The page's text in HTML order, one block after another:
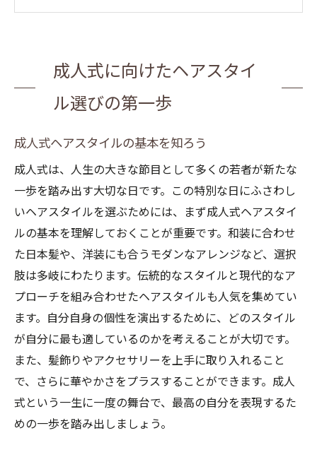
理解
プロに相談する成人式ヘアスタイル選びの
トレンドを押さえた成人式ヘアスタイルの開発
最新の成人式ヘアスタイルトレンド紹介
トレンドを取り入れた成人式ヘアスタイル
の実例
成人式で人気の髪飾りとその使い方
ヘアカラーで差をつける成人式スタイル
アクセサリーで引き立つ成人式トレンドヘ
ア
成人式のための美容室選びと予約のコツ
理想の成人式ヘアスタイルを実現する美容
室選び
成人式に向けたヘアスタイ
ル選びの第一歩
成人式ヘアスタイルの基本を知ろう
成人式は、人生の大きな節目として多くの若者が新たな
一歩を踏み出す大切な日です。この特別な日にふさわし
いヘアスタイルを選ぶためには、まず成人式ヘアスタイ
ルの基本を理解しておくことが重要です。和装に合わせ
た日本髪や、洋装にも合うモダンなアレンジなど、選択
肢は多岐にわたります。伝統的なスタイルと現代的なア
プローチを組み合わせたヘアスタイルも人気を集めてい
ます。自分自身の個性を演出するために、どのスタイル
が自分に最も適しているのかを考えることが大切です。
また、髪飾りやアクセサリーを上手に取り入れること
で、さらに華やかさをプラスすることができます。成人
式という一生に一度の舞台で、最高の自分を表現するた
めの一歩を踏み出しましょう。